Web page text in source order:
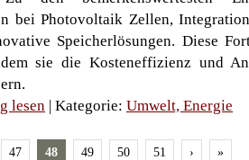
bei Photovoltaik Zellen,
Speicherlösungen. Diese
sie die Kosteneffizienz und
lesen | Kategorie: Umwelt, Energie
47 48 49 50 51 › »